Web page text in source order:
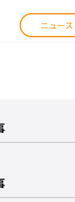
ニュース